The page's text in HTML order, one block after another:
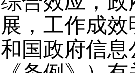
展，工作成
和国政府信